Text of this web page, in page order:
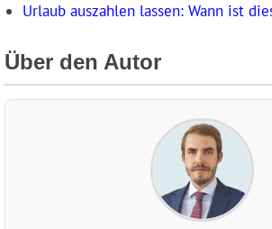
Urlaub auszahlen lassen: Wann ist
Über den Autor